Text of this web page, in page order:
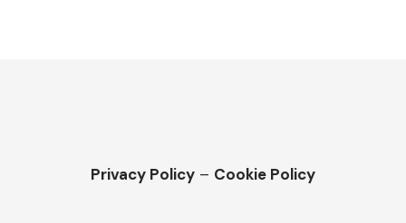
Privacy Policy – Cookie Policy